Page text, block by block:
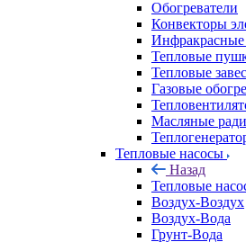
Обогреватели
Конвекторы
Инфракрасные
Тепловые
Тепловые
Газовые
Масляные
Тепловые насосы
Назад
Тепловые
Воздух-Воздух
Воздух-Вода
Грунт-Вода